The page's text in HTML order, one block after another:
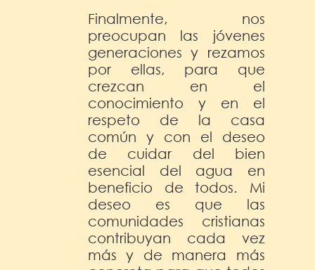
Finalmente, nos
preocupan las jóvenes
generaciones y rezamos
por ellas, para que
crezcan en el
conocimiento y en el
respeto de la casa
común y con el deseo
de cuidar del bien
esencial del agua en
beneficio de todos. Mi
deseo es que las
comunidades cristianas
contribuyan cada vez
más y de manera más